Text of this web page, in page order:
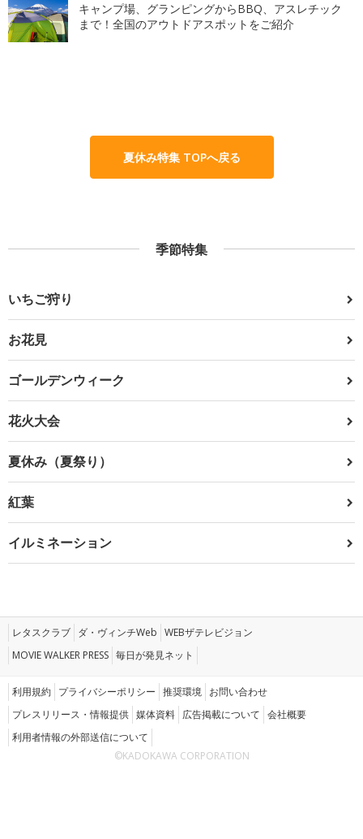
キャンプ場、グランピングからBBQ、アスレチック
まで！全国のアウトドアスポットをご紹介
夏休み特集 TOPへ戻る
季節特集
いちご狩り
お花見
ゴールデンウィーク
花火大会
夏休み（夏祭り）
紅葉
イルミネーション
レタスクラブ ダ・ヴィンチWeb WEBザテレビジョン
MOVIE WALKER PRESS 毎日が発見ネット
利用規約 プライバシーポリシー 推奨環境 お問い合わせ
プレスリリース・情報提供 媒体資料 広告掲載について 会社概要
利用者情報の外部送信について
©KADOKAWA CORPORATION